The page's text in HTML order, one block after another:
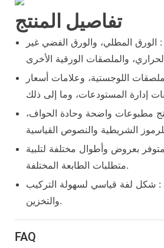
تفاصيل المنتج
: الورق المطلي، والورق الفضي غير
اللوجستية، وعلامات أسعار
مطبوعات واضحة وحادة الحواف،
بعروض وأطوال مختلفة لتلبية
متطلبات الطابعة المختلفة.
: شكل لفة قياسي لسهولة التركيب
والتخزين.
FAQ